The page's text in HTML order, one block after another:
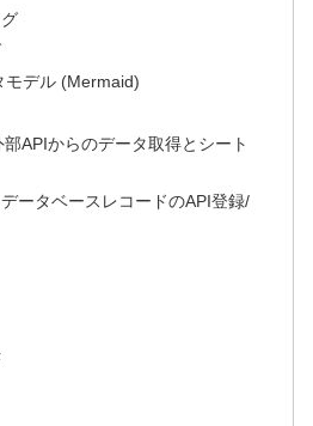
モデル (Mermaid)
APIからのデータ取得とシート
ータベースレコードのAPI登録/